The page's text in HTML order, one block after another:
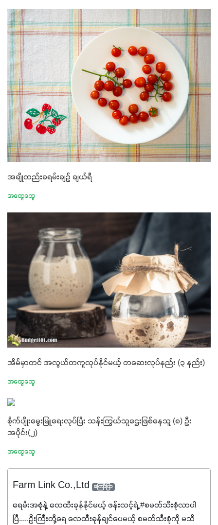
အချိုတည်းခရမ်းချဉ် ချယ်ရီ
အထွေထွေ
အိမ်မှာတင် အလွယ်တကူလုပ်နိုင်မယ့် တဆေးလုပ်နည်း (၃ နည်း)
အထွေထွေ
စိုက်ပျိုးမွေးမြူရေးလုပ်ပြီး သန်းကြွယ်သူဌေးဖြစ်နေသူ (၈) ဦး
အပိုင်း(၂)
အထွေထွေ
Farm Link Co.,Ltd ကြော်ငြာ
ရေမီးအစုံနဲ့ လေထီးခုန်နိုင်မယ့် ဖန်းလင့်ရဲ့ #စမတ်သီးစုံလာပါ
ပြီ.....ဦးကြီးတို့ရေ ‌လေထီးခုန်ချင်ပေမယ့် စမတ်သီးစုံကို မသိ